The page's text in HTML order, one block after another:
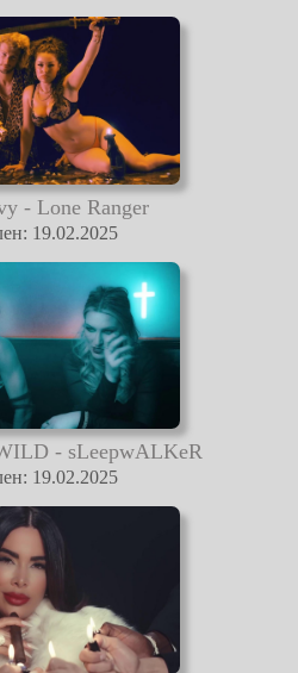
- Lone Ranger
19.02.2025
- sLeepwALKeR
19.02.2025